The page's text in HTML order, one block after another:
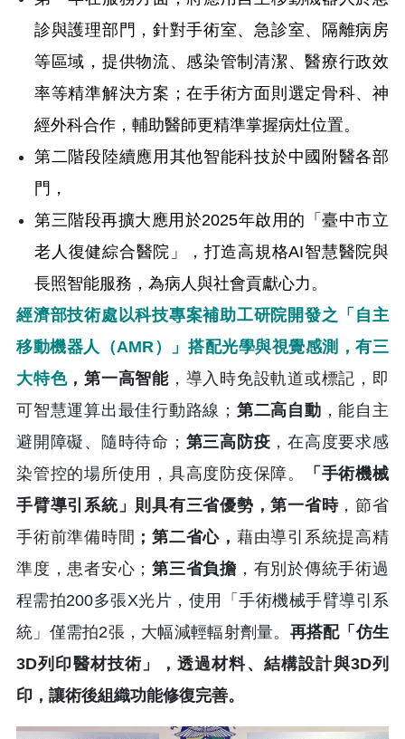
診與護理部門，針對手術室、急診室、隔離病房
等區域，提供物流、感染管制清潔、醫療行政效
率等精準解決方案；在手術方面則選定骨科、神
經外科合作，輔助醫師更精準掌握病灶位置。
第二階段陸續應用其他智能科技於中國附醫各部
門，
第三階段再擴大應用於2025年啟用的「臺中市立
老人復健綜合醫院」，打造高規格AI智慧醫院與
長照智能服務，為病人與社會貢獻心力。
經濟部技術處以科技專案補助工研院開發之「自主
移動機器人（AMR）」搭配光學與視覺感測，有三
大特色，第一高智能，導入時免設軌道或標記，即
可智慧運算出最佳行動路線； 第二高自動 ，能自主
避開障礙、隨時待命； 第三高防疫 ，在高度要求感
染管控的場所使用，具高度防疫保障。
「手術機械
手臂導引系統」則具有三省優勢，第一省時，節省
手術前準備時間 ；第二省心， 藉由導引系統提高精
準度，患者安心； 第三省負擔 ，有別於傳統手術過
程需拍200多張X光片，使用「手術機械手臂導引系
統」僅需拍2張，大幅減輕輻射劑量。 再搭配「仿生
3D列印醫材技術」，透過材料、結構設計與3D列
印，讓術後組織功能修復完善。